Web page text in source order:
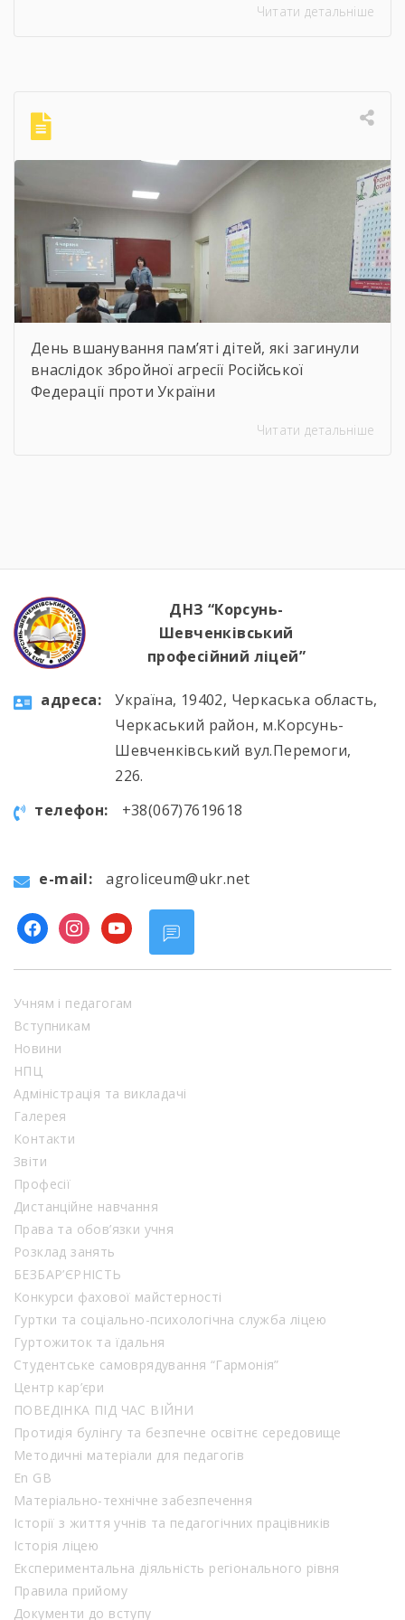
мистецтва, члена Національної спілки
години, під час яких студенти здійснили
віртуальну подорож до музею митця, де
кожен зміг побачити неймовірну
філігранність витинанок, графіки […]
Читати детальніше
День вшанування пам’яті дітей, які загинули
внаслідок збройної агресії Російської
Федерації проти України
Читати детальніше
ДНЗ “Корсунь-
Шевченківський
професійний ліцей”
aдресa:
Україна, 19402, Черкаська область,
Черкаський район, м.Корсунь-
Шевченківський вул.Перемоги,
226.
телефон:
+38(067)7619618
e-mail: agroliceum@ukr.net
facebookinstagram
youtube
Учням і педагогам
Вступникам
Новини
НПЦ
Адміністрація та викладачі
Галерея
Контакти
Звіти
Професії
Дистанційне навчання
Права та обов’язки учня
Розклад занять
БЕЗБАР’ЄРНІСТЬ
Конкурси фахової майстерності
Гуртки та соціально-психологічна служба ліцею
Гуртожиток та їдальня
Студентське самоврядування “Гармонія”
Центр кар’єри
ПОВЕДІНКА ПІД ЧАС ВІЙНИ
Протидія булінгу та безпечне освітнє середовище
Методичні матеріали для педагогів
En GB
Матеріально-технічне забезпечення
Історії з життя учнів та педагогічних працівників
Історія ліцею
Експериментальна діяльність регіонального рівня
Правила прийому
Документи до вступу